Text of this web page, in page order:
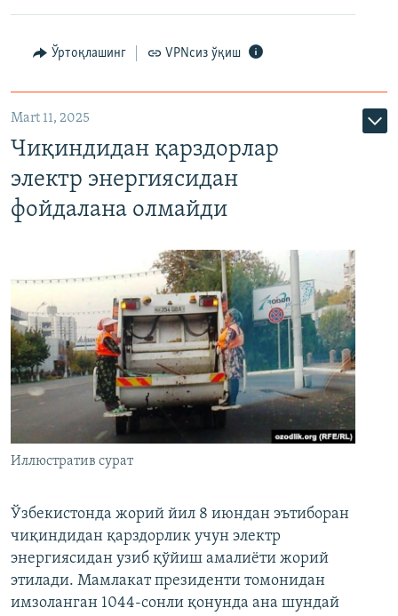
Ўртоқлашинг VPNсиз ўқиш
Mart 11, 2025
Чиқиндидан қарздорлар
электр энергиясидан
фойдалана олмайди
Иллюстратив сурат
Ўзбекистонда жорий йил 8 июндан эътиборан
чиқиндидан қарздорлик учун электр
энергиясидан узиб қўйиш амалиёти жорий
этилади. Мамлакат президенти томонидан
имзоланган 1044-сонли қонунда ана шундай